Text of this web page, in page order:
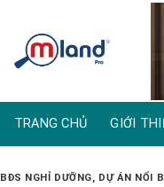
TRANG CHỦ GIỚI
BĐS NGHỈ DƯỠNG, DỰ ÁN NỔI